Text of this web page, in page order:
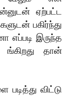
ஏற்பட்ட
பகிர்ந்து
எப்படி இருந்த
ங்கிறது தான்
விட்டு